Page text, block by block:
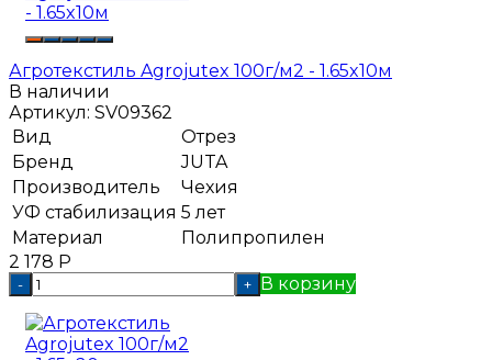
Агротекстиль Agrojutex 100г/м2 - 1.65x10м
В наличии
Артикул: SV09362
Вид
Отрез
Бренд
JUTA
Производитель
Чехия
УФ стабилизация 5 лет
Материал
Полипропилен
2 178 Р
- + В корзину